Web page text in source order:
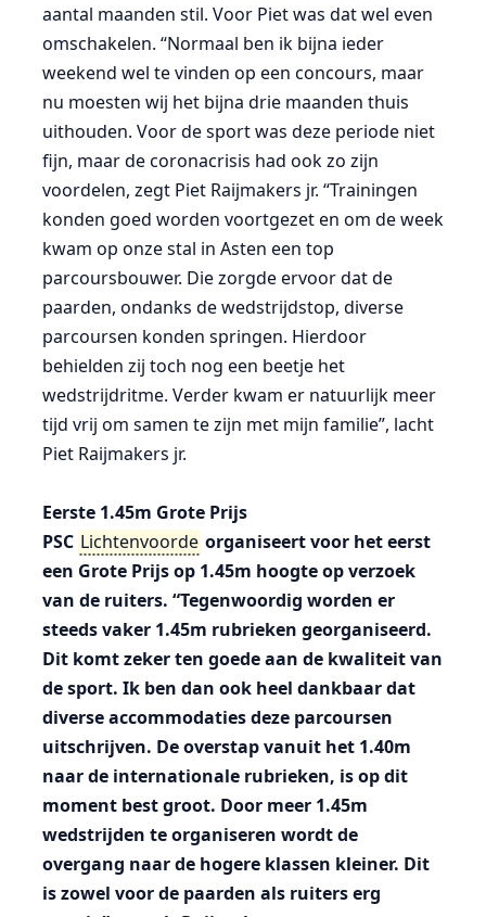
aantal maanden stil. Voor Piet was dat wel even
omschakelen. “Normaal ben ik bijna ieder
weekend wel te vinden op een concours, maar
nu moesten wij het bijna drie maanden thuis
uithouden. Voor de sport was deze periode niet
fijn, maar de coronacrisis had ook zo zijn
voordelen, zegt Piet Raijmakers jr. “Trainingen
konden goed worden voortgezet en om de week
kwam op onze stal in Asten een top
parcoursbouwer. Die zorgde ervoor dat de
paarden, ondanks de wedstrijdstop, diverse
parcoursen konden springen. Hierdoor
behielden zij toch nog een beetje het
wedstrijdritme. Verder kwam er natuurlijk meer
tijd vrij om samen te zijn met mijn familie”, lacht
Piet Raijmakers jr.
Eerste 1.45m Grote Prijs
PSC Lichtenvoorde organiseert voor het eerst
een Grote Prijs op 1.45m hoogte op verzoek
van de ruiters. “Tegenwoordig worden er
steeds vaker 1.45m rubrieken georganiseerd.
Dit komt zeker ten goede aan de kwaliteit van
de sport. Ik ben dan ook heel dankbaar dat
diverse accommodaties deze parcoursen
uitschrijven. De overstap vanuit het 1.40m
naar de internationale rubrieken, is op dit
moment best groot. Door meer 1.45m
wedstrijden te organiseren wordt de
overgang naar de hogere klassen kleiner. Dit
is zowel voor de paarden als ruiters erg